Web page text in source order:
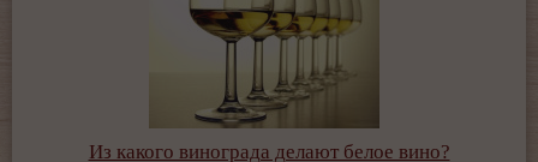
Из какого винограда делают белое вино?